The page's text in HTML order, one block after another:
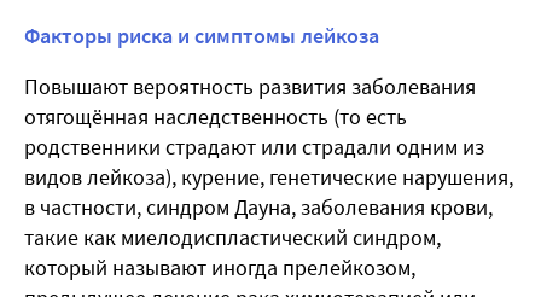
Факторы риска и симптомы лейкоза
Повышают вероятность развития заболевания
отягощённая наследственность (то есть
родственники страдают или страдали одним из
видов лейкоза), курение, генетические нарушения,
в частности, синдром Дауна, заболевания крови,
такие как миелодиспластический синдром,
который называют иногда прелейкозом,